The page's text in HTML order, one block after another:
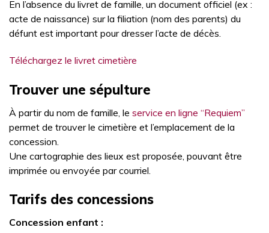
En l’absence du livret de famille, un document officiel (ex :
acte de naissance) sur la filiation (nom des parents) du
défunt est important pour dresser l’acte de décès.
Téléchargez le livret cimetière
Trouver une sépulture
À partir du nom de famille, le service en ligne “Requiem”
permet de trouver le cimetière et l’emplacement de la
concession.
Une cartographie des lieux est proposée, pouvant être
imprimée ou envoyée par courriel.
Tarifs des concessions
Concession enfant :